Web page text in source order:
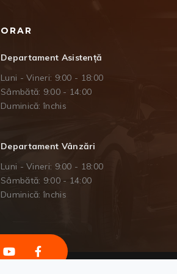
ORAR
Departament Asistență
Luni - Vineri: 9:00 - 18:00
Sâmbătă: 9:00 - 14:00
Duminică: închis
Departament Vânzări
Luni - Vineri: 9:00 - 18:00
Sâmbătă: 9:00 - 14:00
Duminică: închis